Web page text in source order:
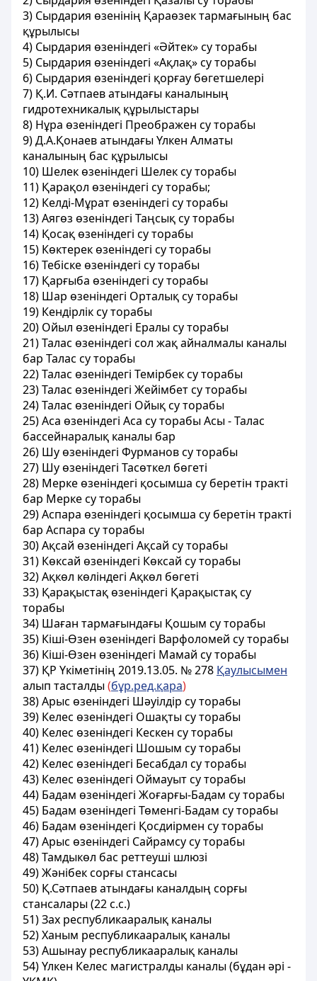
3) Сырдария өзенінің Қараөзек тармағының бас
құрылысы
4) Сырдария өзенiндегi «Әйтек» су торабы
5) Сырдария өзенiндегi «Ақлақ» су торабы
6) Сырдария өзенiндегi қорғау бөгетшелерi
7) Қ.И. Сәтпаев атындағы каналының
гидротехникалық құрылыстары
8) Нұра өзенiндегi Преображен су торабы
9) Д.А.Қонаев атындағы Үлкен Алматы
каналының бас құрылысы
10) Шелек өзенiндегi Шелек суторабы
11) Қарақол өзенiндегі су торабы;
12) Келдi-Мұрат өзенiндегi су торабы
13) Аягөз өзенiндегi Таңсық су торабы
14) Қосақ өзенiндегi су торабы
15) Көктерек өзенiндегi су торабы
16) Тебiске өзенiндегi су торабы
17) Қарғыба өзенiндегi су торабы
18) Шар өзенiндегi Орталық су торабы
19) Кендiрлiк су торабы
20) Ойыл өзенiндегi Ералы су торабы
21) Талас өзеніндегi сол жақ айналмалы каналы
бар Талас су торабы
22) Талас өзенiндегi Темiрбек су торабы
23) Талас өзенiндегi Жейiмбет су торабы
24) Талас өзенiндегi Ойық су торабы
25) Аса өзенiндегi Аса су торабыАсы - Талас
бассейнаралық каналы бар
26) Шу өзенiндегi Фурманов су торабы
27) Шу өзенiндегi Тасөткел бөгетi
28) Мерке өзенiндегi қосымша су беретiн трактi
бар Мерке су торабы
29) Аспара өзенiндегi қосымша су беретiн тракті
бар Аспара су торабы
30) Ақсай өзенiндегi Ақсай су торабы
31) Көксай өзенiндегі Көксай су торабы
32) Ақкөл көлiндегi Ақкөл бөгетi
33) Қарақыстақ өзенiндегi Қарақыстақ су
торабы
34) Шаған тармағындағы Қошым су торабы
35) Кіші-Өзен өзенiндегi Варфоломей су торабы
36) Кiшi-Өзен өзенiндегi Мамай су торабы
37) ҚР Үкіметінің 2019.13.05. № 278 Қаулысымен
алып тасталды(бұр.ред.қара)
38) Арыс өзенiндегi Шәуілдiр су торабы
39) Келес өзенiндегi Ошақты су торабы
40) Келес өзенiндегi Кескен су торабы
41) Келес өзенiндегi Шошым су торабы
42) Келес өзенiндегi Бесабдал су торабы
43) Келес өзенiндегi Оймауыт су торабы
44) Бадам өзенiндегi Жоғарғы-Бадам су торабы
45) Бадам өзенiндегi Төменгi-Бадам су торабы
46) Бадам өзеніндегi Қосдиiрмен су торабы
47) Арыс өзенiндегi Сайрамсу су торабы
48) Тамдыкөл бас реттеушi шлюзi
49) Жәнiбек сорғы стансасы
50) Қ.Сәтпаев атындағы каналдың сорғы
стансалары (22 c.c.)
51) Зах республикааралық каналы
52) Ханым республикааралық каналы
53) Ашынау республикааралық каналы
54) Үлкен Келес магистралды каналы (бұдан әрi -